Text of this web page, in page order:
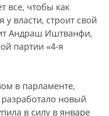
все, чтобы как
власти, строит свой
Андраш Иштванфи,
партии «4-я
в парламенте,
новый
в силу в январе